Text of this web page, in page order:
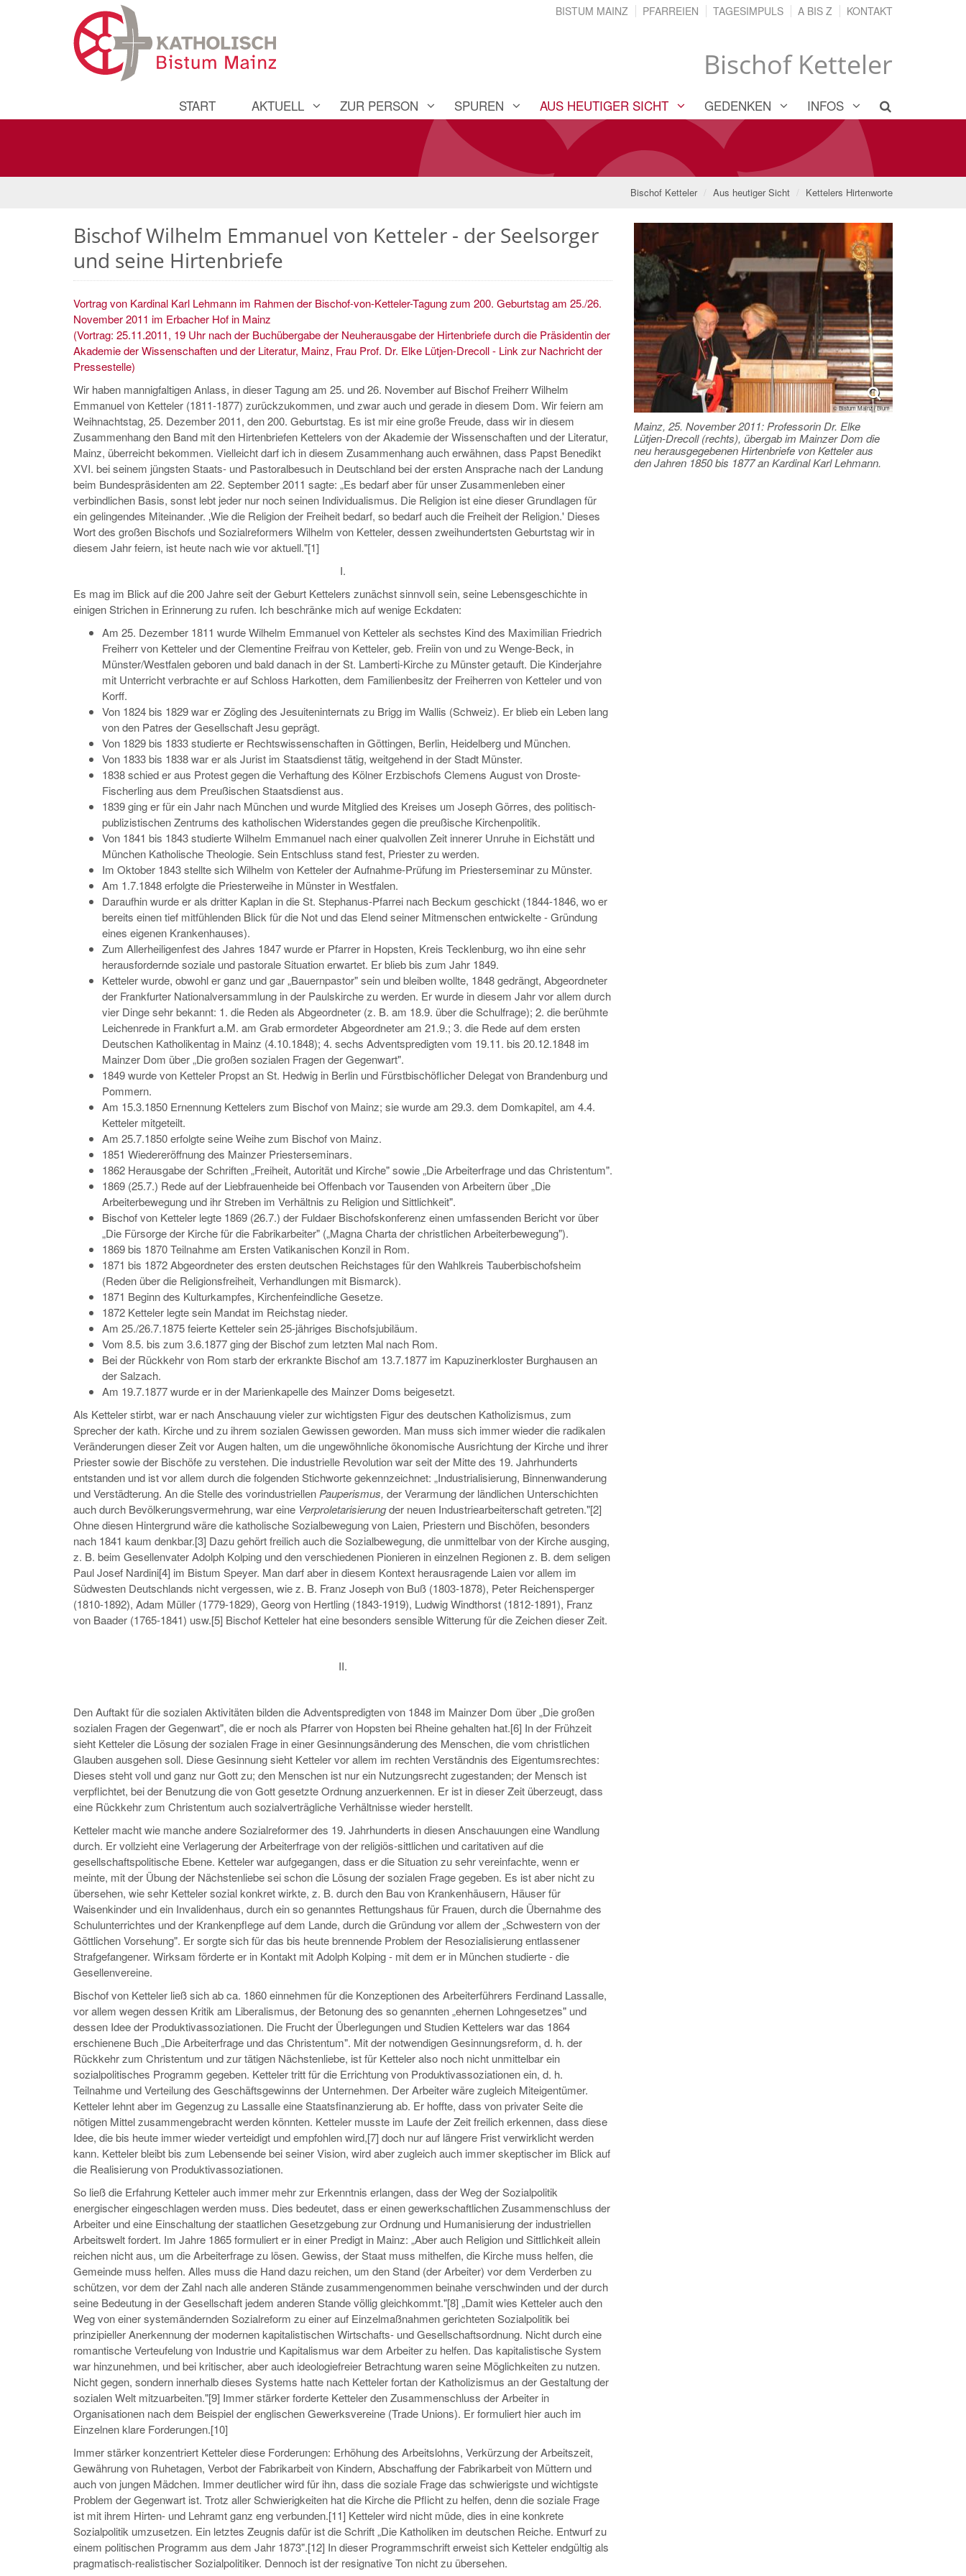
BISTUM MAINZ PFARREIEN TAGESIMPULS A BIS Z KONTAKT
Bischof Ketteler
START AKTUELL ZUR PERSON SPUREN AUS HEUTIGER SICHT GEDENKEN INFOS
Bischof Ketteler Aus heutiger Sicht Kettelers Hirtenworte
Bischof Wilhelm Emmanuel von Ketteler - der Seelsorger
und seine Hirtenbriefe
Vortrag von Kardinal Karl Lehmann im Rahmen der Bischof-von-Ketteler-Tagung zum 200. Geburtstag am 25./26.
November 2011 im Erbacher Hof in Mainz
(Vortrag: 25.11.2011, 19 Uhr nach der Buchübergabe der Neuherausgabe der Hirtenbriefe durch die Präsidentin der
Akademie der Wissenschaften und der Literatur, Mainz, Frau Prof. Dr. Elke Lütjen-Drecoll - Link zur Nachricht der
Pressestelle)
Wir haben mannigfaltigen Anlass, in dieser Tagung am 25. und 26. November auf Bischof Freiherr Wilhelm
Emmanuel von Ketteler (1811-1877) zurückzukommen, und zwar auch und gerade in diesem Dom. Wir feiern am
Weihnachtstag, 25. Dezember 2011, den 200. Geburtstag. Es ist mir eine große Freude, dass wir in diesem
Zusammenhang den Band mit den Hirtenbriefen Kettelers von der Akademie der Wissenschaften und der Literatur,
Mainz, überreicht bekommen. Vielleicht darf ich in diesem Zusammenhang auch erwähnen, dass Papst Benedikt
XVI. bei seinem jüngsten Staats- und Pastoralbesuch in Deutschland bei der ersten Ansprache nach der Landung
beim Bundespräsidenten am 22. September 2011 sagte: „Es bedarf aber für unser Zusammenleben einer
verbindlichen Basis, sonst lebt jeder nur noch seinen Individualismus. Die Religion ist eine dieser Grundlagen für
ein gelingendes Miteinander. ‚Wie die Religion der Freiheit bedarf, so bedarf auch die Freiheit der Religion.' Dieses
Wort des großen Bischofs und Sozialreformers Wilhelm von Ketteler, dessen zweihundertsten Geburtstag wir in
diesem Jahr feiern, ist heute nach wie vor aktuell."[1]
I.
Es mag im Blick auf die 200 Jahre seit der Geburt Kettelers zunächst sinnvoll sein, seine Lebensgeschichte in
einigen Strichen in Erinnerung zu rufen. Ich beschränke mich auf wenige Eckdaten:
Am 25. Dezember 1811 wurde Wilhelm Emmanuel von Ketteler als sechstes Kind des Maximilian Friedrich
Freiherr von Ketteler und der Clementine Freifrau von Ketteler, geb. Freiin von und zu Wenge-Beck, in
Münster/Westfalen geboren und bald danach in der St. Lamberti-Kirche zu Münster getauft. Die Kinderjahre
mit Unterricht verbrachte er auf Schloss Harkotten, dem Familienbesitz der Freiherren von Ketteler und von
Korff.
Von 1824 bis 1829 war er Zögling des Jesuiteninternats zu Brigg im Wallis (Schweiz). Er blieb ein Leben lang
von den Patres der Gesellschaft Jesu geprägt.
Von 1829 bis 1833 studierte er Rechtswissenschaften in Göttingen, Berlin, Heidelberg und München.
Von 1833 bis 1838 war er als Jurist im Staatsdienst tätig, weitgehend in der Stadt Münster.
1838 schied er aus Protest gegen die Verhaftung des Kölner Erzbischofs Clemens August von Droste-
Fischerling aus dem Preußischen Staatsdienst aus.
1839 ging er für ein Jahr nach München und wurde Mitglied des Kreises um Joseph Görres, des politisch-
publizistischen Zentrums des katholischen Widerstandes gegen die preußische Kirchenpolitik.
Von 1841 bis 1843 studierte Wilhelm Emmanuel nach einer qualvollen Zeit innerer Unruhe in Eichstätt und
München Katholische Theologie. Sein Entschluss stand fest, Priester zu werden.
Im Oktober 1843 stellte sich Wilhelm von Ketteler der Aufnahme-Prüfung im Priesterseminar zu Münster.
Am 1.7.1848 erfolgte die Priesterweihe in Münster in Westfalen.
Daraufhin wurde er als dritter Kaplan in die St. Stephanus-Pfarrei nach Beckum geschickt (1844-1846, wo er
bereits einen tief mitfühlenden Blick für die Not und das Elend seiner Mitmenschen entwickelte - Gründung
eines eigenen Krankenhauses).
Zum Allerheiligenfest des Jahres 1847 wurde er Pfarrer in Hopsten, Kreis Tecklenburg, wo ihn eine sehr
herausfordernde soziale und pastorale Situation erwartet. Er blieb bis zum Jahr 1849.
Ketteler wurde, obwohl er ganz und gar „Bauernpastor" sein und bleiben wollte, 1848 gedrängt, Abgeordneter
der Frankfurter Nationalversammlung in der Paulskirche zu werden. Er wurde in diesem Jahr vor allem durch
vier Dinge sehr bekannt: 1. die Reden als Abgeordneter (z. B. am 18.9. über die Schulfrage); 2. die berühmte
Leichenrede in Frankfurt a.M. am Grab ermordeter Abgeordneter am 21.9.; 3. die Rede auf dem ersten
Deutschen Katholikentag in Mainz (4.10.1848); 4. sechs Adventspredigten vom 19.11. bis 20.12.1848 im
Mainzer Dom über „Die großen sozialen Fragen der Gegenwart".
1849 wurde von Ketteler Propst an St. Hedwig in Berlin und Fürstbischöflicher Delegat von Brandenburg und
Pommern.
Am 15.3.1850 Ernennung Kettelers zum Bischof von Mainz; sie wurde am 29.3. dem Domkapitel, am 4.4.
Ketteler mitgeteilt.
Am 25.7.1850 erfolgte seine Weihe zum Bischof von Mainz.
1851 Wiedereröffnung des Mainzer Priesterseminars.
1862 Herausgabe der Schriften „Freiheit, Autorität und Kirche" sowie „Die Arbeiterfrage und das Christentum".
1869 (25.7.) Rede auf der Liebfrauenheide bei Offenbach vor Tausenden von Arbeitern über „Die
Arbeiterbewegung und ihr Streben im Verhältnis zu Religion und Sittlichkeit".
Bischof von Ketteler legte 1869 (26.7.) der Fuldaer Bischofskonferenz einen umfassenden Bericht vor über
„Die Fürsorge der Kirche für die Fabrikarbeiter" („Magna Charta der christlichen Arbeiterbewegung").
1869 bis 1870 Teilnahme am Ersten Vatikanischen Konzil in Rom.
1871 bis 1872 Abgeordneter des ersten deutschen Reichstages für den Wahlkreis Tauberbischofsheim
(Reden über die Religionsfreiheit, Verhandlungen mit Bismarck).
1871 Beginn des Kulturkampfes, Kirchenfeindliche Gesetze.
1872 Ketteler legte sein Mandat im Reichstag nieder.
Am 25./26.7.1875 feierte Ketteler sein 25-jähriges Bischofsjubiläum.
Vom 8.5. bis zum 3.6.1877 ging der Bischof zum letzten Mal nach Rom.
Bei der Rückkehr von Rom starb der erkrankte Bischof am 13.7.1877 im Kapuzinerkloster Burghausen an
der Salzach.
Am 19.7.1877 wurde er in der Marienkapelle des Mainzer Doms beigesetzt.
Als Ketteler stirbt, war er nach Anschauung vieler zur wichtigsten Figur des deutschen Katholizismus, zum
Sprecher der kath. Kirche und zu ihrem sozialen Gewissen geworden. Man muss sich immer wieder die radikalen
Veränderungen dieser Zeit vor Augen halten, um die ungewöhnliche ökonomische Ausrichtung der Kirche und ihrer
Priester sowie der Bischöfe zu verstehen. Die industrielle Revolution war seit der Mitte des 19. Jahrhunderts
entstanden und ist vor allem durch die folgenden Stichworte gekennzeichnet: „Industrialisierung, Binnenwanderung
und Verstädterung. An die Stelle des vorindustriellen Pauperismus, der Verarmung der ländlichen Unterschichten
auch durch Bevölkerungsvermehrung, war eine Verproletarisierungder neuen Industriearbeiterschaft getreten."[2]
Ohne diesen Hintergrund wäre die katholische Sozialbewegung von Laien, Priestern und Bischöfen, besonders
nach 1841 kaum denkbar.[3] Dazu gehört freilich auch die Sozialbewegung, die unmittelbar von der Kirche ausging,
z. B. beim Gesellenvater Adolph Kolping und den verschiedenen Pionieren in einzelnen Regionen z. B. dem seligen
Paul Josef Nardini[4] im Bistum Speyer. Man darf aber in diesem Kontext herausragende Laien vor allem im
Südwesten Deutschlands nicht vergessen, wie z. B. Franz Joseph von Buß (1803-1878), Peter Reichensperger
(1810-1892), Adam Müller (1779-1829), Georg von Hertling (1843-1919), Ludwig Windthorst (1812-1891), Franz
von Baader (1765-1841) usw.[5] Bischof Ketteler hat eine besonders sensible Witterung für die Zeichen dieser Zeit.
II.
Den Auftakt für die sozialen Aktivitäten bilden die Adventspredigten von 1848 im Mainzer Dom über „Die großen
sozialen Fragen der Gegenwart", die er noch als Pfarrer von Hopsten bei Rheine gehalten hat.[6] In der Frühzeit
sieht Ketteler die Lösung der sozialen Frage in einer Gesinnungsänderung des Menschen, die vom christlichen
Glauben ausgehen soll. Diese Gesinnung sieht Ketteler vor allem im rechten Verständnis des Eigentumsrechtes:
Dieses steht voll und ganz nur Gott zu; den Menschen ist nur ein Nutzungsrecht zugestanden; der Mensch ist
verpflichtet, bei der Benutzung die von Gott gesetzte Ordnung anzuerkennen. Er ist in dieser Zeit überzeugt, dass
eine Rückkehr zum Christentum auch sozialverträgliche Verhältnisse wieder herstellt.
Ketteler macht wie manche andere Sozialreformer des 19. Jahrhunderts in diesen Anschauungen eine Wandlung
durch. Er vollzieht eine Verlagerung der Arbeiterfrage von der religiös-sittlichen und caritativen auf die
gesellschaftspolitische Ebene. Ketteler war aufgegangen, dass er die Situation zu sehr vereinfachte, wenn er
meinte, mit der Übung der Nächstenliebe sei schon die Lösung der sozialen Frage gegeben. Es ist aber nicht zu
übersehen, wie sehr Ketteler sozial konkret wirkte, z. B. durch den Bau von Krankenhäusern, Häuser für
Waisenkinder und ein Invalidenhaus, durch ein so genanntes Rettungshaus für Frauen, durch die Übernahme des
Schulunterrichtes und der Krankenpflege auf dem Lande, durch die Gründung vor allem der „Schwestern von der
Göttlichen Vorsehung". Er sorgte sich für das bis heute brennende Problem der Resozialisierung entlassener
Strafgefangener. Wirksam förderte er in Kontakt mit Adolph Kolping - mit dem er in München studierte - die
Gesellenvereine.
Bischof von Ketteler ließ sich ab ca. 1860 einnehmen für die Konzeptionen des Arbeiterführers Ferdinand Lassalle,
vor allem wegen dessen Kritik am Liberalismus, der Betonung des so genannten „ehernen Lohngesetzes" und
dessen Idee der Produktivassoziationen. Die Frucht der Überlegungen und Studien Kettelers war das 1864
erschienene Buch „Die Arbeiterfrage und das Christentum". Mit der notwendigen Gesinnungsreform, d. h. der
Rückkehr zum Christentum und zur tätigen Nächstenliebe, ist für Ketteler also noch nicht unmittelbar ein
sozialpolitisches Programm gegeben. Ketteler tritt für die Errichtung von Produktivassoziationen ein, d. h.
Teilnahme und Verteilung des Geschäftsgewinns der Unternehmen. Der Arbeiter wäre zugleich Miteigentümer.
Ketteler lehnt aber im Gegenzug zu Lassalle eine Staatsfinanzierung ab. Er hoffte, dass von privater Seite die
nötigen Mittel zusammengebracht werden könnten. Ketteler musste im Laufe der Zeit freilich erkennen, dass diese
Idee, die bis heute immer wieder verteidigt und empfohlen wird,[7] doch nur auf längere Frist verwirklicht werden
kann. Ketteler bleibt bis zum Lebensende bei seiner Vision, wird aber zugleich auch immer skeptischer im Blick auf
die Realisierung von Produktivassoziationen.
So ließ die Erfahrung Ketteler auch immer mehr zur Erkenntnis erlangen, dass der Weg der Sozialpolitik
energischer eingeschlagen werden muss. Dies bedeutet, dass er einen gewerkschaftlichen Zusammenschluss der
Arbeiter und eine Einschaltung der staatlichen Gesetzgebung zur Ordnung und Humanisierung der industriellen
Arbeitswelt fordert. Im Jahre 1865 formuliert er in einer Predigt in Mainz: „Aber auch Religion und Sittlichkeit allein
reichen nicht aus, um die Arbeiterfrage zu lösen. Gewiss, der Staat muss mithelfen, die Kirche muss helfen, die
Gemeinde muss helfen. Alles muss die Hand dazu reichen, um den Stand (der Arbeiter) vor dem Verderben zu
schützen, vor dem der Zahl nach alle anderen Stände zusammengenommen beinahe verschwinden und der durch
seine Bedeutung in der Gesellschaft jedem anderen Stande völlig gleichkommt."[8] „Damit wies Ketteler auch den
Weg von einer systemändernden Sozialreform zu einer auf Einzelmaßnahmen gerichteten Sozialpolitik bei
prinzipieller Anerkennung der modernen kapitalistischen Wirtschafts- und Gesellschaftsordnung. Nicht durch eine
romantische Verteufelung von Industrie und Kapitalismus war dem Arbeiter zu helfen. Das kapitalistische System
war hinzunehmen, und bei kritischer, aber auch ideologiefreier Betrachtung waren seine Möglichkeiten zu nutzen.
Nicht gegen, sondern innerhalb dieses Systems hatte nach Ketteler fortan der Katholizismus an der Gestaltung der
sozialen Welt mitzuarbeiten."[9] Immer stärker forderte Ketteler den Zusammenschluss der Arbeiter in
Organisationen nach dem Beispiel der englischen Gewerksvereine (Trade Unions). Er formuliert hier auch im
Einzelnen klare Forderungen.[10]
Immer stärker konzentriert Ketteler diese Forderungen: Erhöhung des Arbeitslohns, Verkürzung der Arbeitszeit,
Gewährung von Ruhetagen, Verbot der Fabrikarbeit von Kindern, Abschaffung der Fabrikarbeit von Müttern und
auch von jungen Mädchen. Immer deutlicher wird für ihn, dass die soziale Frage das schwierigste und wichtigste
Problem der Gegenwart ist. Trotz aller Schwierigkeiten hat die Kirche die Pflicht zu helfen, denn die soziale Frage
ist mit ihrem Hirten- und Lehramt ganz eng verbunden.[11] Ketteler wird nicht müde, dies in eine konkrete
Sozialpolitik umzusetzen. Ein letztes Zeugnis dafür ist die Schrift „Die Katholiken im deutschen Reiche. Entwurf zu
einem politischen Programm aus dem Jahr 1873".[12] In dieser Programmschrift erweist sich Ketteler endgültig als
pragmatisch-realistischer Sozialpolitiker. Dennoch ist der resignative Ton nicht zu übersehen.
© Bistum Mainz / Blum
Mainz, 25. November 2011: Professorin Dr. Elke
Lütjen-Drecoll (rechts), übergab im Mainzer Dom die
neu herausgegebenen Hirtenbriefe von Ketteler aus
den Jahren 1850 bis 1877 an Kardinal Karl Lehmann.